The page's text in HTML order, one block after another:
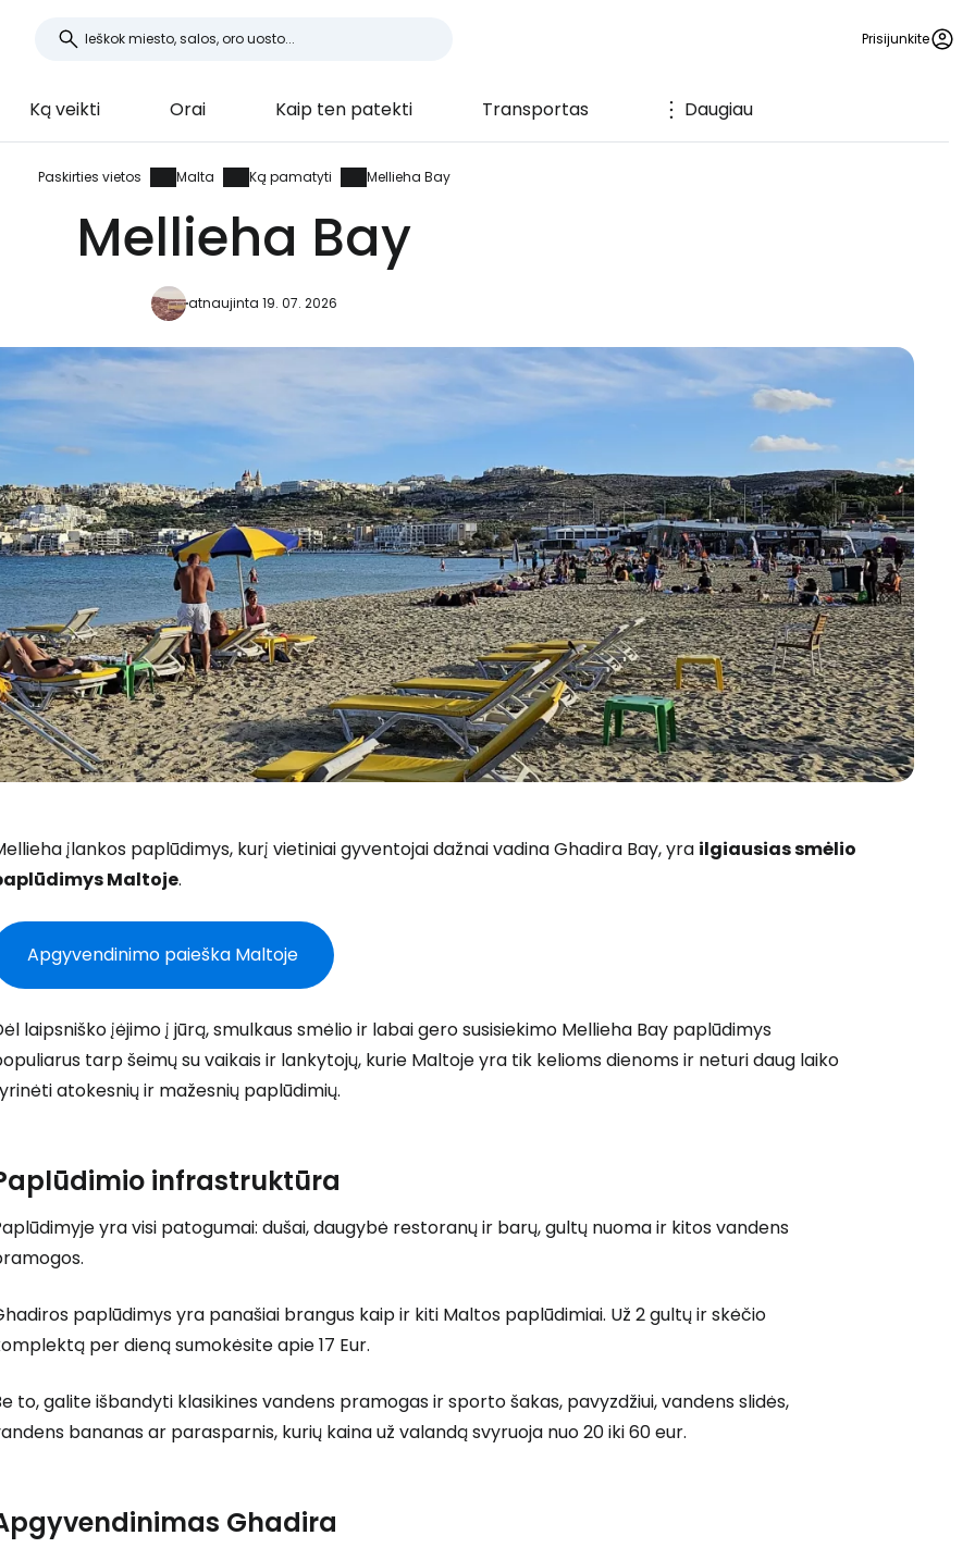
Prisijunkite
Ką veikti Orai Kaip ten patekti Transportas Daugiau
Paskirties vietos Malta Ką pamatyti Mellieha Bay
Mellieha Bay
atnaujinta 19. 07. 2026
įlankos paplūdimys, kurį vietiniai gyventojai dažnai vadina Ghadira Bay, yra ilgiausias smėlio
Maltoje.
Apgyvendinimo paieška Maltoje
laipsniško įėjimo į jūrą, smulkaus smėlio ir labai gero susisiekimo Mellieha Bay paplūdimys
tarp šeimų su vaikais ir lankytojų, kurie Maltoje yra tik kelioms dienoms ir neturi daug laiko
atokesnių ir mažesnių paplūdimių.
infrastruktūra
yra visi patogumai: dušai, daugybė restoranų ir barų, gultų nuoma ir kitos vandens
paplūdimys yra panašiai brangus kaip ir kiti Maltos paplūdimiai. Už 2 gultų ir skėčio
per dieną sumokėsite apie 17 Eur.
to, galite išbandyti klasikines vandens pramogas ir sporto šakas, pavyzdžiui, vandens slidės,
bananas ar parasparnis, kurių kaina už valandą svyruoja nuo 20 iki 60 eur.
Ghadira